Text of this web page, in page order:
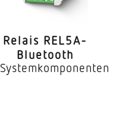
Relais REL5A-
Blue­tooth
Systemkomponenten